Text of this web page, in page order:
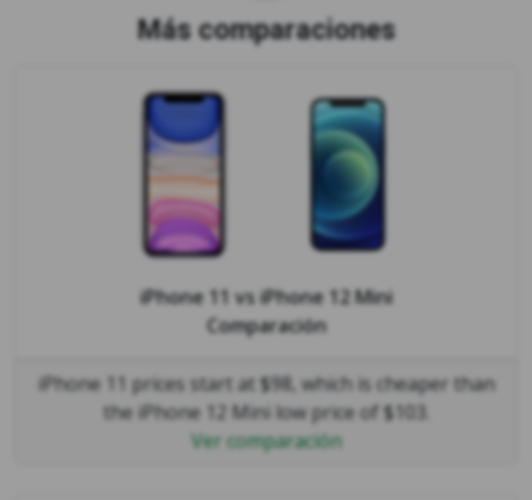
Más comparaciones
iPhone 11 vsiPhone 12 Mini
Comparación
iPhone 11 prices start at $98, which is cheaper than
the iPhone 12 Mini low price of $103.
Ver comparación